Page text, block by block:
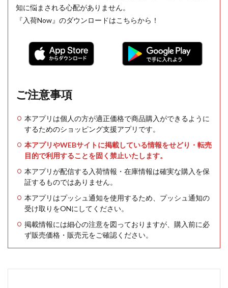
知に悩まされる心配がありません。
『入荷Now』のダウンロードはこちらから！
ご注意事項
本アプリは個人の方が適正価格で商品購入ができるように
するためのショッピング支援アプリです。
本アプリやWEBサイトに掲載している情報をせどり・転売
目的で利用することを固く禁止いたします。
本アプリが配信する入荷情報・在庫情報は確実な購入を保
証するものではありません。
本アプリはプッシュ通知を使用するため、プッシュ通知の
受け取りをONにしてください。
掲載情報には細心の注意を図っておりますが、購入前に必
ず販売価格・販売元をご確認ください。